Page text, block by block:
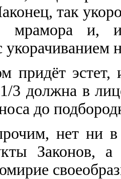
так
мрамора и,
укорачиванием
придёт
1/3 должна в
до
нет ни
Законов, а